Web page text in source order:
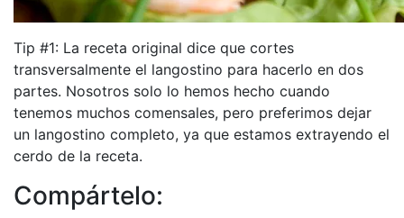
Tip #1: La receta original dice que cortes
transversalmente el langostino para hacerlo en dos
partes. Nosotros solo lo hemos hecho cuando
tenemos muchos comensales, pero preferimos dejar
un langostino completo, ya que estamos extrayendo el
cerdo de la receta.
Compártelo: